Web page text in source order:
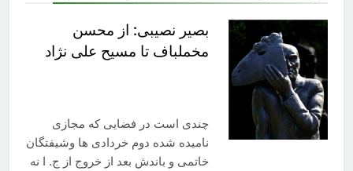
بصیر نصیبی: از محسن
مخملباف تا مسیح علی نژاد
چندی است در فضایی که مجازی
نامیده شده دوم خردادی ها وشیفتگان
خاتمی و باندش بعد از خروج از ج. ا نه